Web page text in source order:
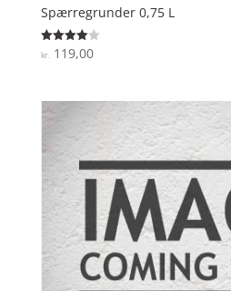
Spærregrunder 0,75 L
Vurderet
4
kr.119,00